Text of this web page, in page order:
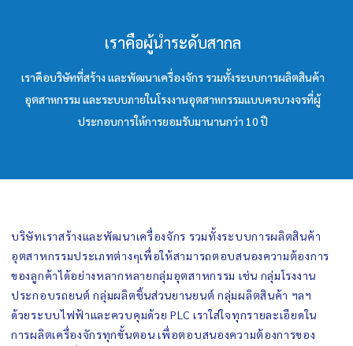
เราคือผู้นำระดับสากล
เราคือบริษัทที่สร้าง และพัฒนาเครื่องจักร รวมทั้งระบบการผลิตสินค้า
อุตสาหกรรม และระบบภายในโรงงานอุตสาหกรรมแบบครบวงจรที่ผู้
ประกอบการให้การยอมรับมานานกว่า 10 ปี
บริษัทเราสร้างและพัฒนาเครื่องจักร รวมทั้งระบบการผลิตสินค้า
อุตสาหกรรมประเภทต่างๆเพื่อให้สามารถตอบสนองความต้องการ
ของลูกค้าได้อย่างหลากหลายกลุ่มอุตสาหกรรม เช่น กลุ่มโรงงาน
ประกอบรถยนต์ กลุ่มผลิตชิ้นส่วนยานยนต์ กลุ่มผลิตสินค้า ฯลฯ
ด้วยระบบไฟฟ้าและควบคุมด้วย PLC เราใส่ใจทุกรายละเอียดใน
การผลิตเครื่องจักรทุกขั้นตอน เพื่อตอบสนองความต้องการของ